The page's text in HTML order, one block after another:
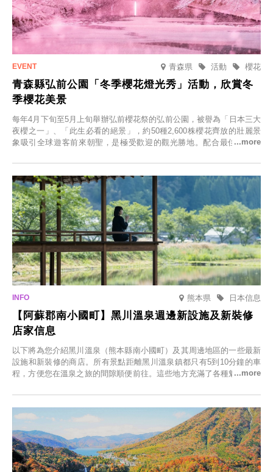
青森県 櫻花
活動
青森縣弘前公園「冬季櫻花燈光秀」活動，欣賞冬
季櫻花美景
每年4月下旬至5月上旬舉辦弘前櫻花祭的弘前公園，被譽為「日本三大
夜櫻之一」、「此生必看的絕景」，約50種2,600株櫻花齊放的壯麗景
象吸引全球遊客前來朝聖，是極受歡迎的觀光勝地。配合最佳觀雪時
「冬季櫻花燈光秀」。
熊本県 日本信息
【阿蘇郡南小國町】黑川溫泉週邊新設施及新裝修
店家信息
以下將為您介紹黑川溫泉（熊本縣南小國町）及其周邊地區的一些最新
設施和新裝修的商店。所有景點距離黑川溫泉鎮都只有5到10分鐘的車
程，方便您在溫泉之旅的間隙順便前往。這些地方充滿了各種魅力，包
食材的餐廳。讓您體驗黑川溫泉的全新樂趣。